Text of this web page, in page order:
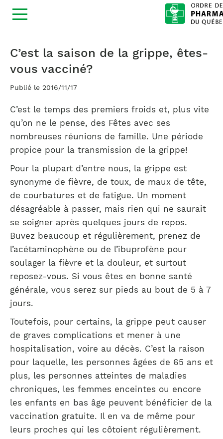
Ouvrir
la
C’est la saison de la grippe, êtes-
vous vacciné?
Publié le 2016/11/17
C’est le temps des premiers froids et, plus vite
qu’on ne le pense, des Fêtes avec ses
nombreuses réunions de famille. Une période
propice pour la transmission de la grippe!
Pour la plupart d’entre nous, la grippe est
synonyme de fièvre, de toux, de maux de tête,
de courbatures et de fatigue. Un moment
désagréable à passer, mais rien qui ne saurait
se soigner après quelques jours de repos.
Buvez beaucoup et régulièrement, prenez de
l’acétaminophène ou de l’ibuprofène pour
soulager la fièvre et la douleur, et surtout
reposez-vous. Si vous êtes en bonne santé
générale, vous serez sur pieds au bout de 5 à 7
jours.
Toutefois, pour certains, la grippe peut causer
de graves complications et mener à une
hospitalisation, voire au décès. C’est la raison
pour laquelle, les personnes âgées de 65 ans et
plus, les personnes atteintes de maladies
chroniques, les femmes enceintes ou encore
les enfants en bas âge peuvent bénéficier de la
vaccination gratuite. Il en va de même pour
leurs proches qui les côtoient régulièrement.